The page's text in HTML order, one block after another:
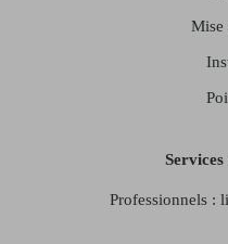
Mise
Professionnels :